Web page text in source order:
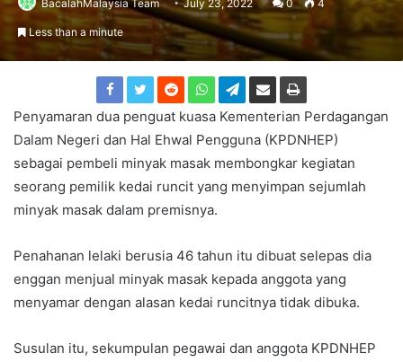
BacalahMalaysia Team July 23, 2022 0 4
Less than a minute
Penyamaran dua penguat kuasa Kementerian Perdagangan
Dalam Negeri dan Hal Ehwal Pengguna (KPDNHEP)
sebagai pembeli minyak masak membongkar kegiatan
seorang pemilik kedai runcit yang menyimpan sejumlah
minyak masak dalam premisnya.
Penahanan lelaki berusia 46 tahun itu dibuat selepas dia
enggan menjual minyak masak kepada anggota yang
menyamar dengan alasan kedai runcitnya tidak dibuka.
Susulan itu, sekumpulan pegawai dan anggota KPDNHEP